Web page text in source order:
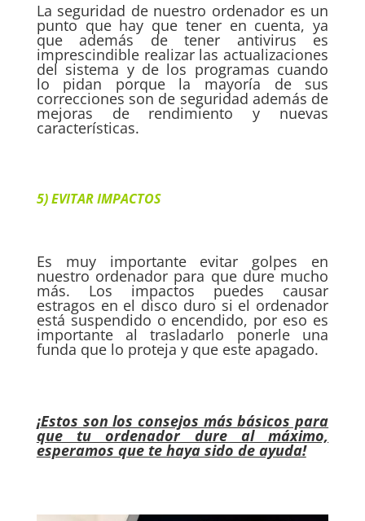
La seguridad de nuestro ordenador es un
punto que hay que tener en cuenta, ya
que además de tener antivirus es
imprescindible realizar las actualizaciones
del sistema y de los programas cuando
lo pidan porque la mayoría de sus
correcciones son de seguridad además de
mejoras de rendimiento y nuevas
características.
5) EVITAR IMPACTOS
Es muy importante evitar golpes en
nuestro ordenador para que dure mucho
más. Los impactos puedes causar
estragos en el disco duro si el ordenador
está suspendido o encendido, por eso es
importante al trasladarlo ponerle una
funda que lo proteja y que este apagado.
¡Estos son los consejos más básicos para
que tu ordenador dure al máximo,
esperamos que te haya sido de ayuda!